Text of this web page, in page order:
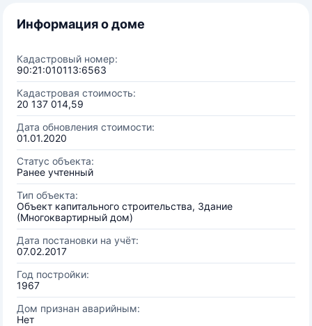
Информация о доме
Кадастровый номер:
90:21:010113:6563
Кадастровая стоимость:
20 137 014,59
Дата обновления стоимости:
01.01.2020
Статус объекта:
Ранее учтенный
Тип объекта:
Объект капитального строительства, Здание
(Многоквартирный дом)
Дата постановки на учёт:
07.02.2017
Год постройки:
1967
Дом признан аварийным:
Нет